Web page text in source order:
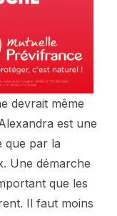
devrait même
est une
que par la
Une démarche
que les
Il faut moins